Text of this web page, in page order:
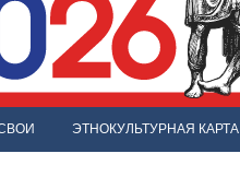
ЭТНОКУЛЬТУРНАЯ КАРТА